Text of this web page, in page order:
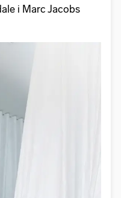
i Marc Jacobs